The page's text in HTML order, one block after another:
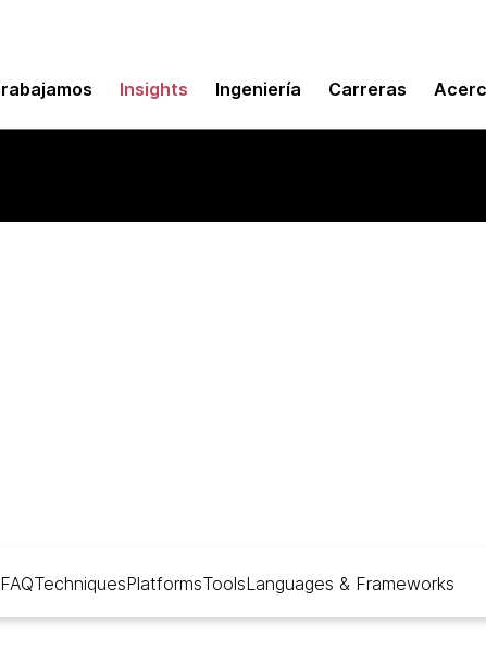
Insights Ingeniería Carreras
FAQTechniquesPlatformsToolsLanguages & Frameworks